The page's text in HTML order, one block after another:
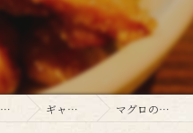
吉祥寺の居酒屋なら鶏唐 やまをんち 吉祥寺店へ ギャラリー マグロのユッケ